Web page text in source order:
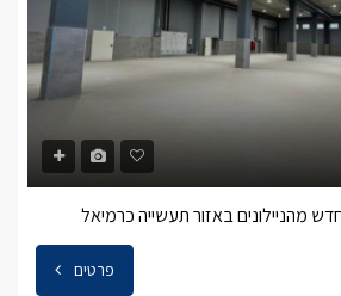
מהניילונים באזור תעשייה כרמיאל
פרטים